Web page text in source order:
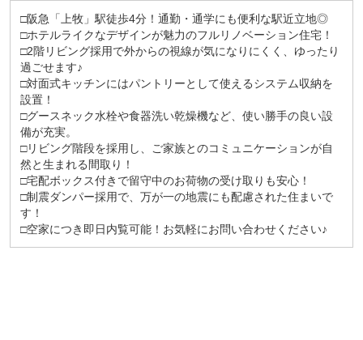
□阪急「上牧」駅徒歩4分！通勤・通学にも便利な駅近立地◎
□ホテルライクなデザインが魅力のフルリノベーション住宅！
□2階リビング採用で外からの視線が気になりにくく、ゆったり
過ごせます♪
□対面式キッチンにはパントリーとして使えるシステム収納を
設置！
□グースネック水栓や食器洗い乾燥機など、使い勝手の良い設
備が充実。
□リビング階段を採用し、ご家族とのコミュニケーションが自
然と生まれる間取り！
□宅配ボックス付きで留守中のお荷物の受け取りも安心！
□制震ダンパー採用で、万が一の地震にも配慮された住まいで
す！
□空家につき即日内覧可能！お気軽にお問い合わせください♪